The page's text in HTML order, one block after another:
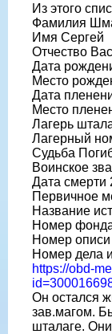
Из этого
Фамилия
Имя Сергей
Отчество
Дата
Место
Дата
Место
Лагерь
Лагерный
Судьба
Воинское
Дата смерти
Первичное
Название
Номер
Номер
Номер дела
https://obd-
Он остался
зав.магом.
шталаге.